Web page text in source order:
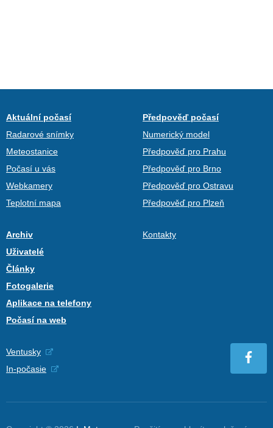
Aktuální počasí
Radarové snímky
Meteostanice
Počasí u vás
Webkamery
Teplotní mapa
Předpověď počasí
Numerický model
Předpověď pro Prahu
Předpověď pro Brno
Předpověď pro Ostravu
Předpověď pro Plzeň
Archiv
Uživatelé
Články
Fotogalerie
Aplikace na telefony
Počasí na web
Kontakty
Ventusky
In-počasie